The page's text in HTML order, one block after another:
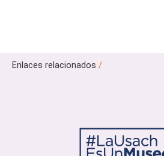
Enlaces relacionados /